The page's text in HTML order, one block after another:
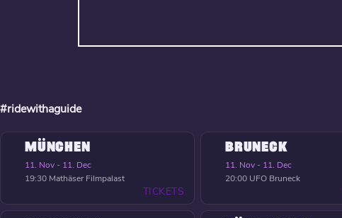
#ridewithaguide
MÜNCHEN
11. Nov - 11. Dec
19:30 Mathäser Filmpalast
TICKETS
BRUNECK
11. Nov - 11. Dec
20:00 UFO Bruneck